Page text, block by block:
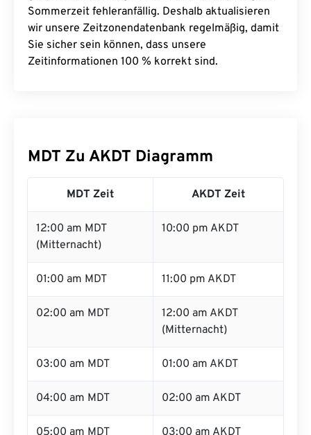
Sommerzeit fehleranfällig. Deshalb aktualisieren
wir unsere Zeitzonendatenbank regelmäßig, damit
Sie sicher sein können, dass unsere
Zeitinformationen 100 % korrekt sind.
MDT Zu AKDT Diagramm
MDT Zeit AKDT Zeit
12:00 am MDT
(Mitternacht)
10:00 pm AKDT
01:00 am MDT 11:00 pm AKDT
02:00 am MDT
12:00 am AKDT
(Mitternacht)
03:00 am MDT 01:00 am AKDT
04:00 am MDT 02:00 am AKDT
05:00 am MDT 03:00 am AKDT